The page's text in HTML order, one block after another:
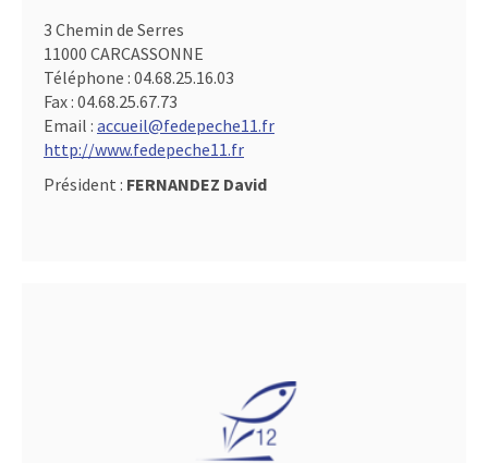
3 Chemin de Serres
11000 CARCASSONNE
Téléphone : 04.68.25.16.03
Fax : 04.68.25.67.73
Email : accueil@fedepeche11.fr
http://www.fedepeche11.fr
Président : FERNANDEZ David